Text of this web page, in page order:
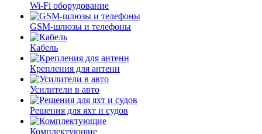
Wi-Fi оборудование
GSM-шлюзы и телефоны
Кабель
Крепления для антенн
Усилители в авто
Решения для яхт и судов
Комплектующие